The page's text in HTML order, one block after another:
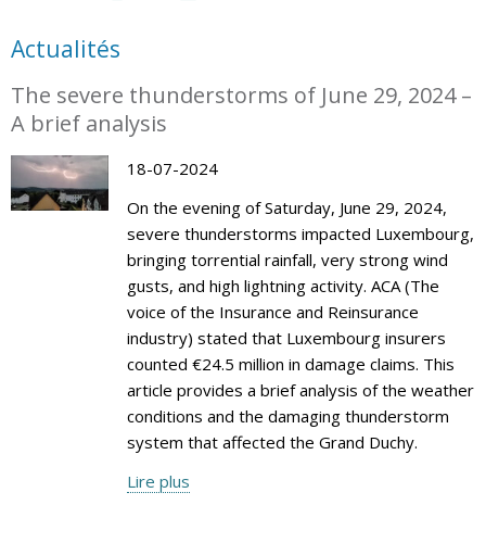
Actualités
The severe thunderstorms of June 29, 2024 –
A brief analysis
18-07-2024
On the evening of Saturday, June 29, 2024,
severe thunderstorms impacted Luxembourg,
bringing torrential rainfall, very strong wind
gusts, and high lightning activity. ACA (The
voice of the Insurance and Reinsurance
industry) stated that Luxembourg insurers
counted €24.5 million in damage claims. This
article provides a brief analysis of the weather
conditions and the damaging thunderstorm
system that affected the Grand Duchy.
Lire plus